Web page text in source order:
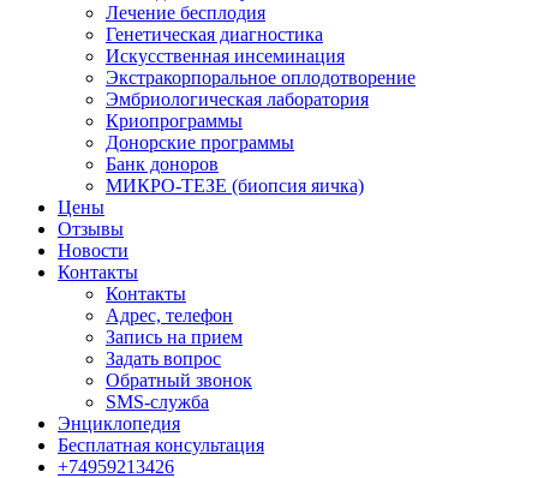
Лечение бесплодия
Генетическая диагностика
Искусственная инсеминация
Экстракорпоральное оплодотворение
Эмбриологическая лаборатория
Криопрограммы
Донорские программы
Банк доноров
МИКРО-ТЕЗЕ (биопсия яичка)
Цены
Отзывы
Новости
Контакты
Контакты
Адрес, телефон
Запись на прием
Задать вопрос
Обратный звонок
SMS-служба
Энциклопедия
Бесплатная консультация
+74959213426